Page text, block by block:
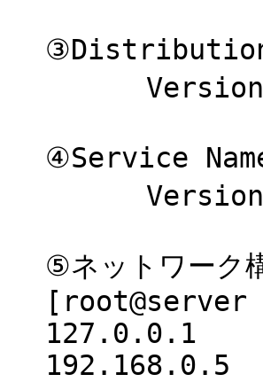
Version
④Service
Version
⑤ネットワーク
127.0.0.1
192.168.0.5